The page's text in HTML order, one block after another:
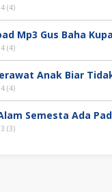
4 (4)
4 (4)
4 (4)
3 (3)